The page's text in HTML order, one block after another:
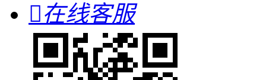
在线客服